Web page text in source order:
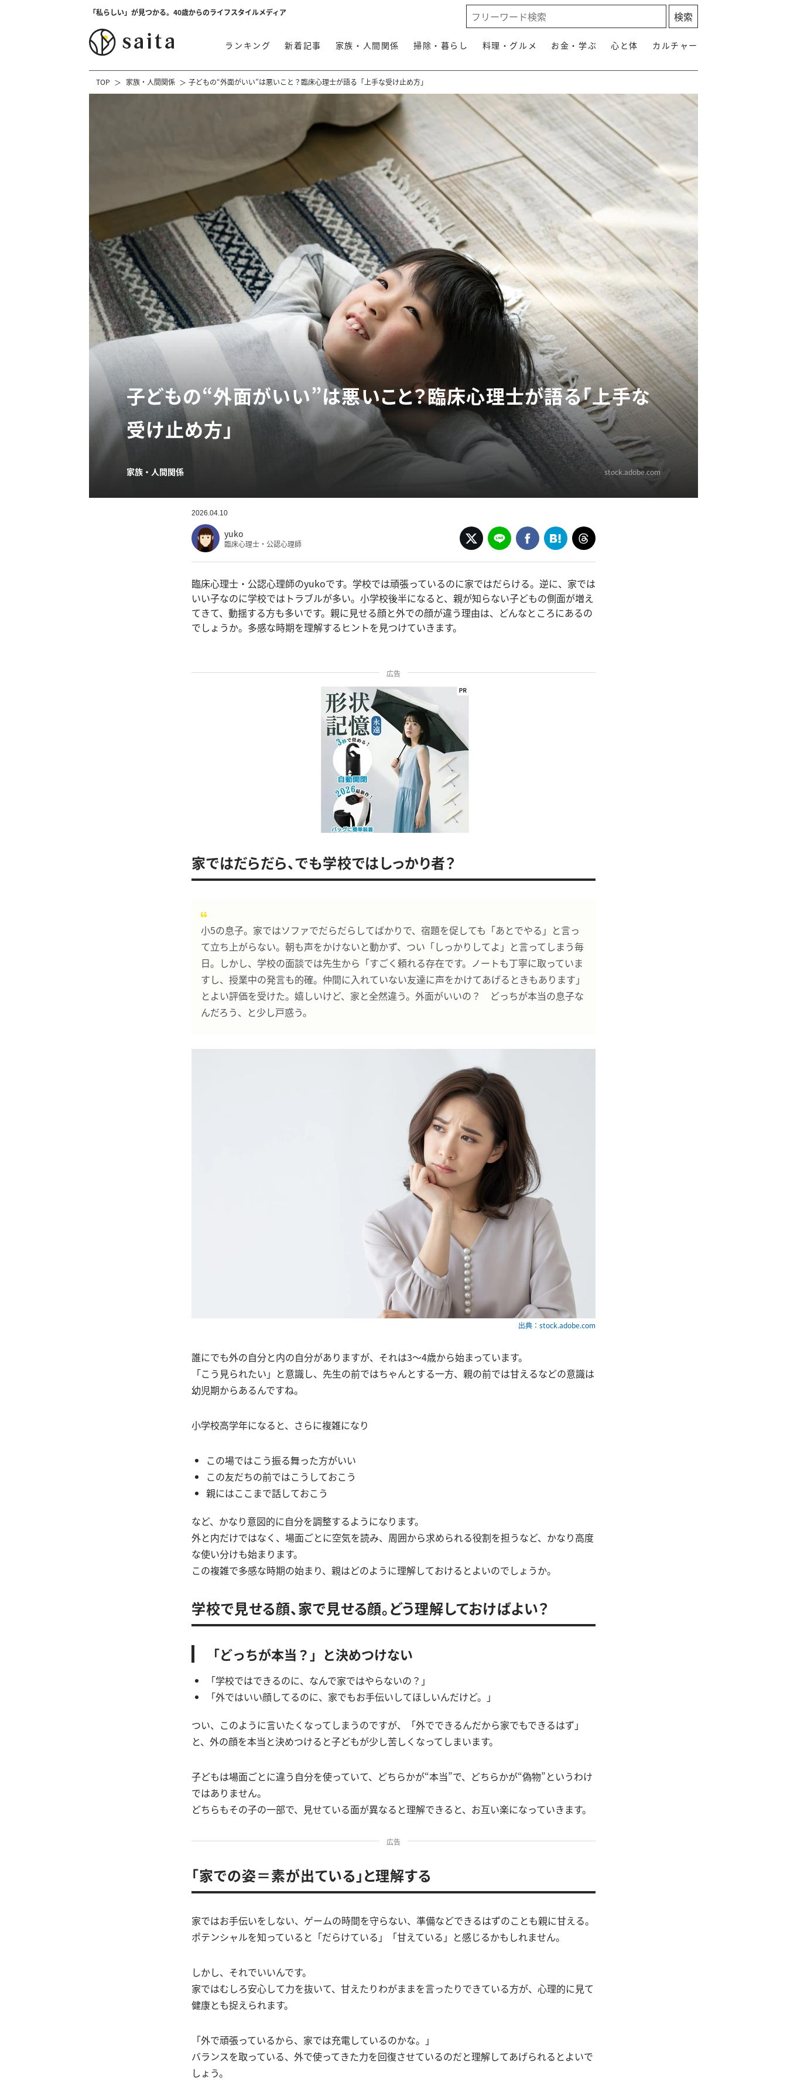
「私らしい」が見つかる。40歳からのライフスタイルメディア
ランキング 新着記事 家族・人間関係 掃除・暮らし 料理・グルメ お金・学ぶ 心と体 カルチャー
TOP 家族・人間関係 子どもの“外面がいい”は悪いこと？臨床心理士が語る「上手な受け止め方」
子どもの“外面がいい”は悪いこと？臨床心理士が語る「上手な
受け止め方」
家族・人間関係 stock.adobe.com
2026.04.10
yuko
臨床心理士・公認心理師
臨床心理士・公認心理師のyukoです。学校では頑張っているのに家ではだらける。逆に、家では
いい子なのに学校ではトラブルが多い。小学校後半になると、親が知らない子どもの側面が増え
てきて、動揺する方も多いです。親に見せる顔と外での顔が違う理由は、どんなところにあるの
でしょうか。多感な時期を理解するヒントを見つけていきます。
広告
家ではだらだら、でも学校ではしっかり者？
小5の息子。家ではソファでだらだらしてばかりで、宿題を促しても「あとでやる」と言っ
て立ち上がらない。朝も声をかけないと動かず、つい「しっかりしてよ」と言ってしまう毎
日。しかし、学校の面談では先生から「すごく頼れる存在です。ノートも丁寧に取っていま
すし、授業中の発言も的確。仲間に入れていない友達に声をかけてあげるときもあります」
とよい評価を受けた。嬉しいけど、家と全然違う。外面がいいの？ どっちが本当の息子な
んだろう、と少し戸惑う。
出典：stock.adobe.com
誰にでも外の自分と内の自分がありますが、それは3～4歳から始まっています。
「こう見られたい」と意識し、先生の前ではちゃんとする一方、親の前では甘えるなどの意識は
幼児期からあるんですね。
小学校高学年になると、さらに複雑になり
この場ではこう振る舞った方がいい
この友だちの前ではこうしておこう
親にはここまで話しておこう
など、かなり意図的に自分を調整するようになります。
外と内だけではなく、場面ごとに空気を読み、周囲から求められる役割を担うなど、かなり高度
な使い分けも始まります。
この複雑で多感な時期の始まり、親はどのように理解しておけるとよいのでしょうか。
学校で見せる顔、家で見せる顔。どう理解しておけばよい？
「どっちが本当？」と決めつけない
「学校ではできるのに、なんで家ではやらないの？」
「外ではいい顔してるのに、家でもお手伝いしてほしいんだけど。」
つい、このように言いたくなってしまうのですが、「外でできるんだから家でもできるはず」
と、外の顔を本当と決めつけると子どもが少し苦しくなってしまいます。
子どもは場面ごとに違う自分を使っていて、どちらかが“本当”で、どちらかが“偽物”というわけ
ではありません。
どちらもその子の一部で、見せている面が異なると理解できると、お互い楽になっていきます。
広告
「家での姿＝素が出ている」と理解する
家ではお手伝いをしない、ゲームの時間を守らない、準備などできるはずのことも親に甘える。
ポテンシャルを知っていると「だらけている」「甘えている」と感じるかもしれません。
しかし、それでいいんです。
家ではむしろ安心して力を抜いて、甘えたりわがままを言ったりできている方が、心理的に見て
健康とも捉えられます。
「外で頑張っているから、家では充電しているのかな。」
バランスを取っている、外で使ってきた力を回復させているのだと理解してあげられるとよいで
しょう。